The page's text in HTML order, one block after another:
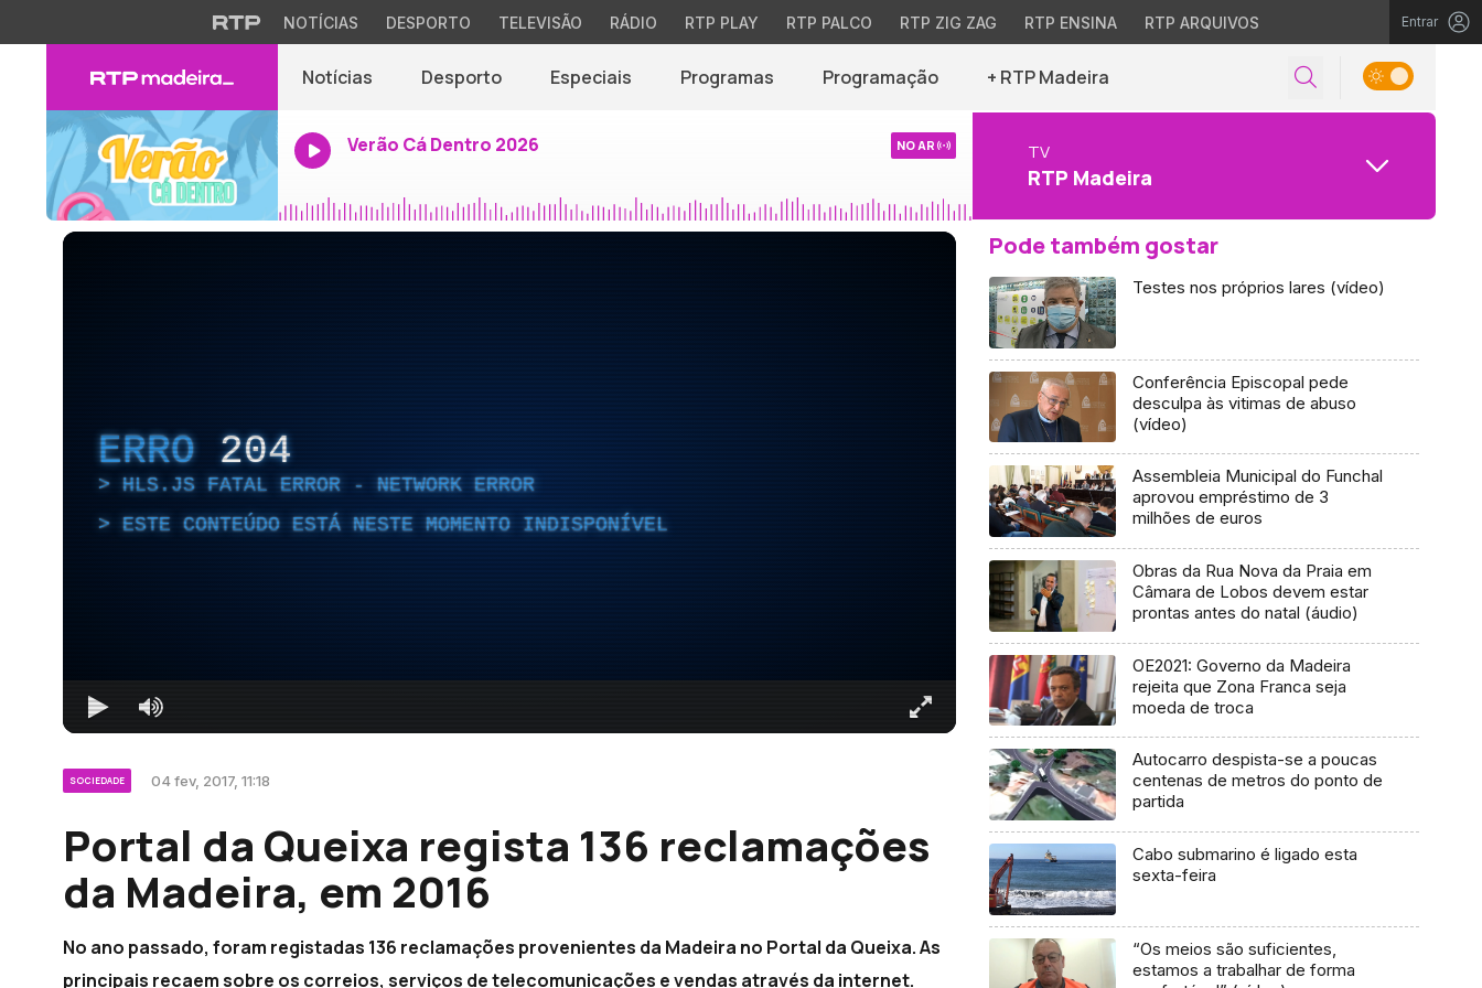
NOTÍCIAS DESPORTO TELEVISÃO RÁDIO RTP PLAY RTP PALCO RTP ZIG ZAG RTP ENSINA RTP ARQUIVOS Entrar
Notícias Desporto Especiais Programas Programação + RTP Madeira
Verão Cá Dentro 2026 NO AR TV
RTP Madeira
ERRO 204
HLS.JS FATAL ERROR - NETWORK ERROR
ESTE CONTEÚDO ESTÁ NESTE MOMENTO INDISPONÍVEL
SOCIEDADE 04 fev, 2017, 11:18
Portal da Queixa regista 136 reclamações
da Madeira, em 2016
No ano passado, foram registadas 136 reclamações provenientes da Madeira no Portal da Queixa. As
principais recaem sobre os correios, serviços de telecomunicações e vendas através da internet.
Pode também gostar
Testes nos próprios lares (vídeo)
Conferência Episcopal pede
desculpa às vitimas de abuso
(vídeo)
Assembleia Municipal do Funchal
aprovou empréstimo de 3
milhões de euros
Obras da Rua Nova da Praia em
Câmara de Lobos devem estar
prontas antes do natal (áudio)
OE2021: Governo da Madeira
rejeita que Zona Franca seja
moeda de troca
Autocarro despista-se a poucas
centenas de metros do ponto de
partida
Cabo submarino é ligado esta
sexta-feira
“Os meios são suficientes,
estamos a trabalhar de forma